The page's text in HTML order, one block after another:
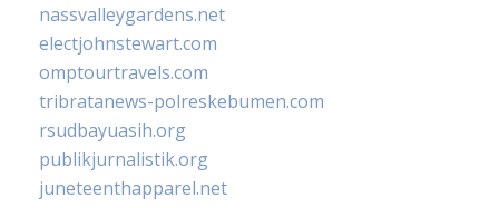
nassvalleygardens.net
electjohnstewart.com
omptourtravels.com
tribratanews-polreskebumen.com
rsudbayuasih.org
publikjurnalistik.org
juneteenthapparel.net